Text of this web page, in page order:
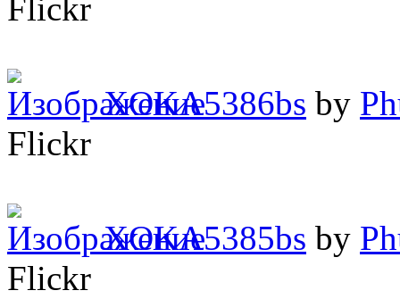
Flickr
XOKA5386bs by
Flickr
XOKA5385bs by
Flickr